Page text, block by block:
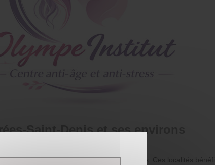
Saint-Denis et ses environs
Canly, Pronleroy, Le Meux et Francières. Ces localités